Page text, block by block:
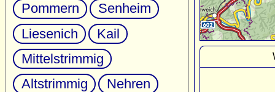
Pommern
Senheim
Liesenich
Kail
Mittelstrimmig
Altstrimmig
Nehren